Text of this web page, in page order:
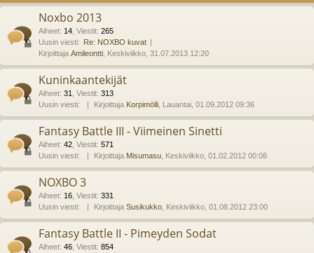
Noxbo 2013
Aiheet: 14 Viestit: 265
Uusin viesti: Re: NOXBO kuvat
Kirjoittaja Amileontti , Keskiviikko, 31.07.2013 12:20
Kuninkaantekijät
Aiheet: 31 Viestit: 313
Uusin viesti:
Kirjoittaja Korpimölli , Lauantai, 01.09.2012 09:36
Fantasy Battle III - Viimeinen Sinetti
Aiheet: 42 Viestit: 571
Uusin viesti:
Kirjoittaja Misumasu , Keskiviikko, 01.02.2012 00:06
NOXBO 3
Aiheet: 16 Viestit: 331
Uusin viesti:
Kirjoittaja Susikukko , Keskiviikko, 01.08.2012 23:00
Fantasy Battle II - Pimeyden Sodat
Aiheet: 46 Viestit: 854